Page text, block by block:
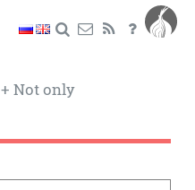
+ Not only